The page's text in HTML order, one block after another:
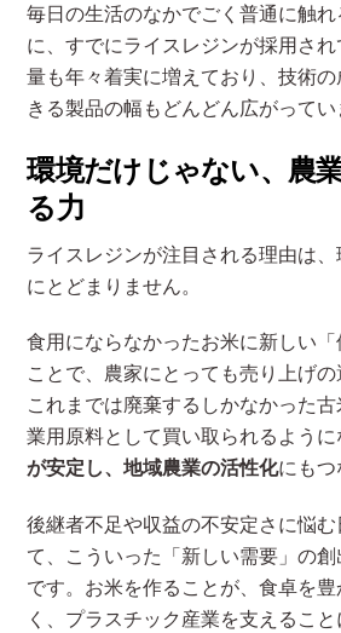
毎日の生活のなかでごく普通に触
に、すでにライスレジンが採用さ
量も年々着実に増えており、技術
きる製品の幅もどんどん広がってい
環境だけじゃない、農
る力
ライスレジンが注目される理由は
にとどまりません。
食用にならなかったお米に新しい
ことで、農家にとっても売り上げの
これまでは廃棄するしかなかった
業用原料として買い取られるように
が安定し、地域農業の活性化にもつ
後継者不足や収益の不安定さに悩
て、こういった「新しい需要」の
です。お米を作ることが、食卓を
く、プラスチック産業を支えるこ